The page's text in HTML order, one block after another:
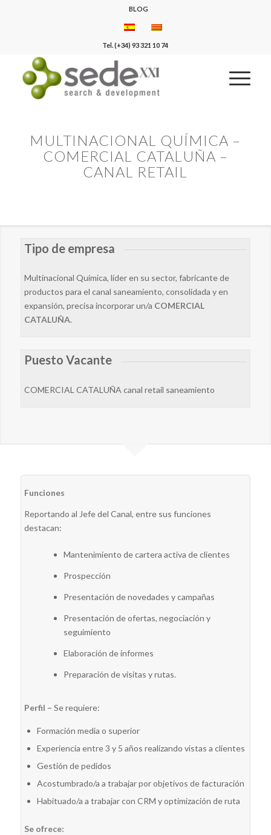
BLOG
Tel. (+34) 93 321 10 74
MULTINACIONAL QUÍMICA –
COMERCIAL CATALUÑA –
CANAL RETAIL
Tipo de empresa
Multinacional Química, líder en su sector, fabricante de
productos para el canal saneamiento, consolidada y en
expansión, precisa incorporar un/a COMERCIAL
CATALUÑA.
Puesto Vacante
COMERCIAL CATALUÑA canal retail saneamiento
Funciones
Reportando al Jefe del Canal, entre sus funciones
destacan:
Mantenimiento de cartera activa de clientes
Prospección
Presentación de novedades y campañas
Presentación de ofertas, negociación y
seguimiento
Elaboración de informes
Preparación de visitas y rutas.
Perfil – Se requiere:
Formación media o superior
Experiencia entre 3 y 5 años realizando vistas a clientes
Gestión de pedidos
Acostumbrado/a a trabajar por objetivos de facturación
Habituado/a a trabajar con CRM y optimización de ruta
Se ofrece: